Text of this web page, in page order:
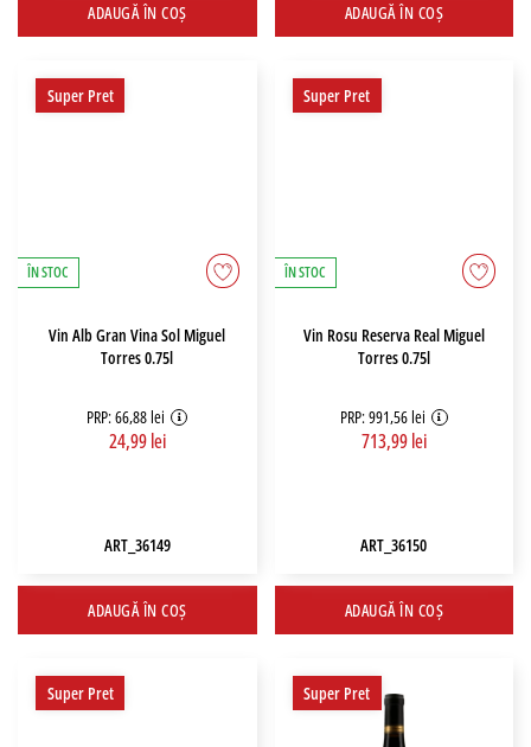
ADAUGĂ ÎN COȘ ADAUGĂ ÎN COȘ
Super Pret
ÎN STOC
Vin Alb Gran Vina Sol Miguel
Torres 0.75l
PRP: 66,88 lei
24,99 lei
ART_36149
ADAUGĂ ÎN COȘ
Super Pret
ÎN STOC
Vin Rosu Reserva Real Miguel
Torres 0.75l
PRP: 991,56 lei
713,99 lei
ART_36150
ADAUGĂ ÎN COȘ
Super Pret Super Pret